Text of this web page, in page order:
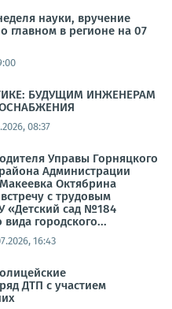
науки, вручение
главном в регионе на 07
БУДУЩИМ ИНЖЕНЕРАМ
08:37
Управы Горняцкого
Администрации
Октябрина
с трудовым
«Детский сад №184
городского...
16:43
ДТП с участием